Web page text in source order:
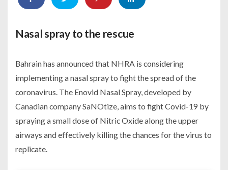
Nasal spray to the rescue
Bahrain has announced that NHRA is considering
implementing a nasal spray to fight the spread of the
coronavirus. The Enovid Nasal Spray, developed by
Canadian company SaNOtize, aims to fight Covid-19 by
spraying a small dose of Nitric Oxide along the upper
airways and effectively killing the chances for the virus to
replicate.